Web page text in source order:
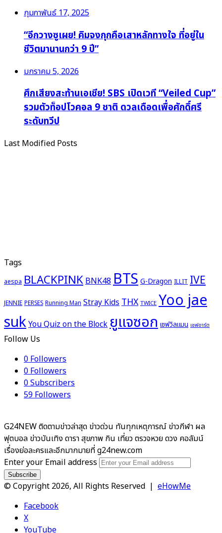
กุมภาพันธ์ 17, 2025
“อีกวางซูเผย! คิมจงกุกคือเสาหลักทางใจ ที่อยู่ใน
ชีวิตมานานกว่า 9 ปี”
มกราคม 5, 2026
ศึกเสียงสะท้านเอเชีย! SBS เปิดเวที “Veiled Cup”
รวมตัวท็อปโวคอล 9 ชาติ ดวลเดือดเพื่อศักดิ์ศรี
ระดับทวีป
Last Modified Posts
Tags
aespa BLACKPINKBNK48BTSG-Dragon ILLIT IVE
JENNIE PERSES Running Man Stray KidsTHX TWICE Yoo jae
sukYou Quiz on the Blockยูแจซอก เชฟวิลแมน เชฟอาร์ต
Follow Us
0Followers
0Followers
0Subscribers
59Followers
G24NEW ติดตามข่าวล่าสุด ข่าวด่วน ทันทุกเหตุการณ์ ข่าวกีฬา ผล
ฟุตบอล ข่าวบันเทิง ดารา สุขภาพ กิน เที่ยว ตรวจหวย ดวง คอลัมน์
เรื่องย่อละครและอีกมากมายที่ g24new.com
Enter your Email address
© Copyright 2026, All Rights Reserved | eHowMe
Facebook
X
YouTube